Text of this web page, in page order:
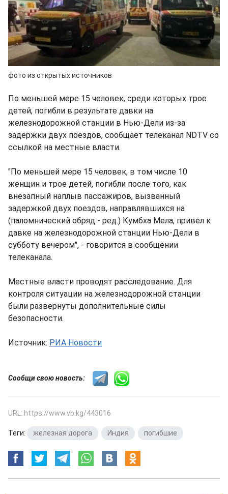
фото из открытых источников
По меньшей мере 15 человек, среди которых трое
детей, погибли в результате давки на
железнодорожной станции в Нью-Дели из-за
задержки двух поездов, сообщает телеканал NDTV со
ссылкой на местные власти.
"По меньшей мере 15 человек, в том числе 10
женщин и трое детей, погибли после того, как
внезапный наплыв пассажиров, вызванный
задержкой двух поездов, направлявшихся на
(паломнический обряд - ред.) Кумбха Мела, привел к
давке на железнодорожной станции Нью-Дели в
субботу вечером", - говорится в сообщении
телеканала.
Местные власти проводят расследование. Для
контроля ситуации на железнодорожной станции
были развернуты дополнительные силы
безопасности.
Источник: РИА Новости
Сообщи свою новость:
URL: https://www.vb.kg/443016
Теги: железная дорога Индия погибшие